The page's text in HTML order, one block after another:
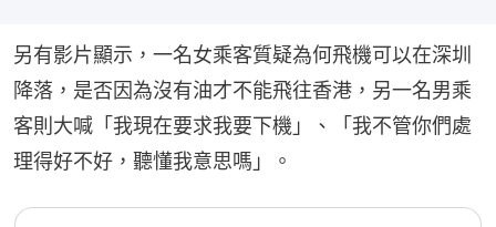
另有影片顯示，一名女乘客質疑為何飛機可以在深圳
降落，是否因為沒有油才不能飛往香港，另一名男乘
客則大喊「我現在要求我要下機」、「我不管你們處
理得好不好，聽懂我意思嗎」。